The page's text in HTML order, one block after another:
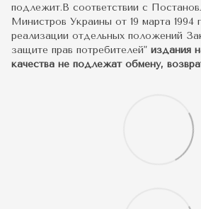
подлежит.В соответствии с
Министров Украины от 19 марта 1994
реализации отдельных положений
защите прав потребителей" издания
качества не подлежат обмену,